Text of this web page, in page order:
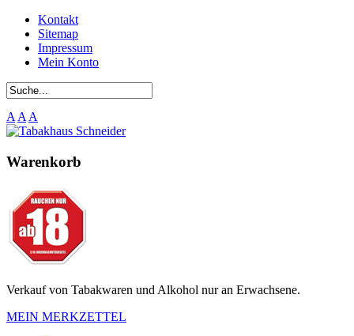
Kontakt
Sitemap
Impressum
Mein Konto
A A A
Warenkorb
Verkauf von Tabakwaren und Alkohol nur an Erwachsene.
MEIN MERKZETTEL